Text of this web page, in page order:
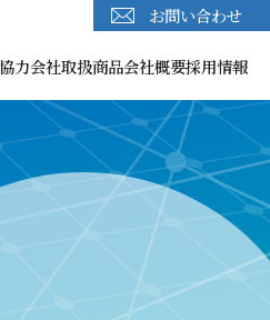
お問い合わせ
協力会社取扱商品会社概要採用情報